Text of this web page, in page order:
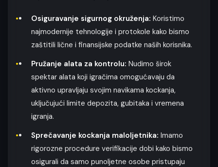
Osiguravanje sigurnog okruženja: Koristimo
najmodernije tehnologije i protokole kako bismo
zaštitili lične i finansijske podatke naših korisnika.
Pružanje alata za kontrolu: Nudimo širok
spektar alata koji igračima omogućavaju da
aktivno upravljaju svojim navikama kockanja,
uključujući limite depozita, gubitaka i vremena
igranja.
Sprečavanje kockanja maloljetnika: Imamo
rigorozne procedure verifikacije dobi kako bismo
osigurali da samo punoljetne osobe pristupaju